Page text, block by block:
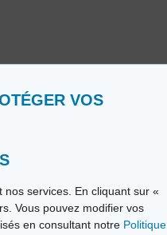
VOS
services. En cliquant sur «
Vous pouvez modifier vos
en consultant notre
sa, 2014-2026 - Tous droits
Dernière